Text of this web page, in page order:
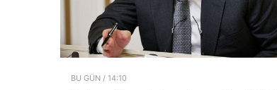
BU GÜN / 14:10